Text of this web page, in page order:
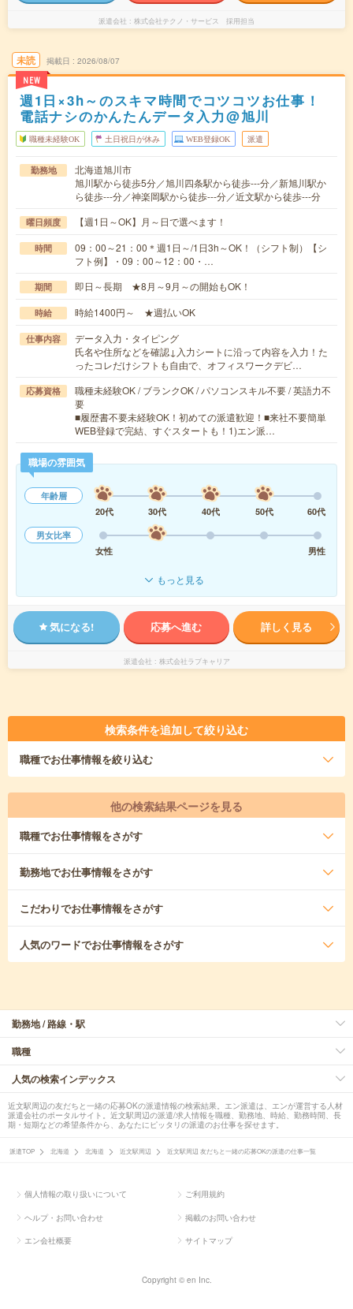
派遣会社 株式会社テクノ・サービス 採用担当
未読
NEW
掲載日 2026/08/07
週1日×3h～のスキマ時間でコツコツお仕事！
電話ナシのかんたんデータ入力@旭川
職種未経験OK 土日祝日が休み WEB登録OK 派遣
勤務地
北海道旭川市
旭川駅から徒歩5分／旭川四条駅から徒歩---分／新旭川駅か
ら徒歩---分／神楽岡駅から徒歩---分／近文駅から徒歩---分
曜日頻度 【週1日～OK】月～日で選べます！
時間
09：00～21：00＊週1日～/1日3h～OK！（シフト制）【シ
フト例】・09：00～12：00・…
期間 即日～長期 ★8月～9月～の開始もOK！
時給 時給1400円～ ★週払いOK
仕事内容
データ入力・タイピング
氏名や住所などを確認↓入力シートに沿って内容を入力！た
ったコレだけシフトも自由で、オフィスワークデビ…
応募資格
職種未経験OK / ブランクOK / パソコンスキル不要 / 英語力不
要
■履歴書不要未経験OK！初めての派遣歓迎！■来社不要簡単
WEB登録で完結、すぐスタートも！1)エン派…
職場の雰囲気
年齢層
20代
30代 40代 50代
60代
男女比率
女性
男性
もっと見る
気になる! 応募へ進む 詳しく見る
派遣会社 株式会社ラブキャリア
検索条件を追加して絞り込む
職種でお仕事情報を絞り込む
他の検索結果ページを見る
職種でお仕事情報をさがす
勤務地でお仕事情報をさがす
こだわりでお仕事情報をさがす
人気のワードでお仕事情報をさがす
勤務地 / 路線・駅
職種
人気の検索インデックス
近文駅周辺の友だちと一緒の応募OKの派遣情報の検索結果。エン派遣は、エンが運営する人材
派遣会社のポータルサイト。近文駅周辺の派遣/求人情報を職種、勤務地、時給、勤務時間、長
期・短期などの希望条件から、あなたにピッタリの派遣のお仕事を探せます。
派遣TOP 北海道 北海道 近文駅周辺 近文駅周辺 友だちと一緒の応募OKの派遣の仕事一覧
個人情報の取り扱いについて ご利用規約
ヘルプ・お問い合わせ 掲載のお問い合わせ
エン会社概要 サイトマップ
Copyright © en Inc.